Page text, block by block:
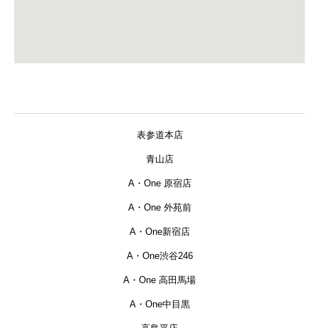
表参道本店
青山店
A・One 原宿店
A・One 外苑前
A・One新宿店
A・One渋谷246
A・One 高田馬場
A・One中目黒